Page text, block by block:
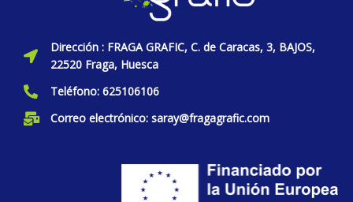
Dirección : FRAGA GRAFIC, C. de Caracas, 3, BAJOS,
22520 Fraga, Huesca
Teléfono: 625106106
Correo electrónico: saray@fragagrafic.com